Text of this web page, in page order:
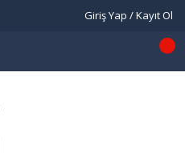
Giriş Yap / Kayıt Ol